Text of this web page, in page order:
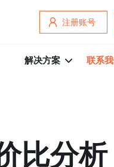
注册账号
解决方案 联系
比分析